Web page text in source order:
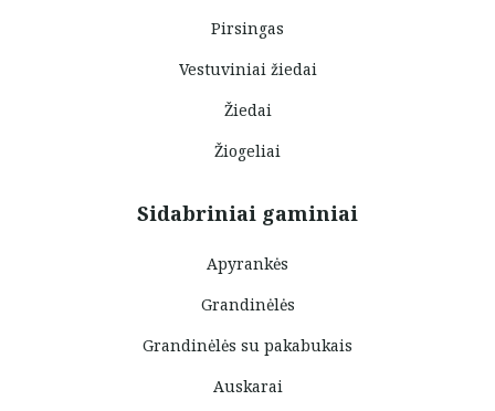
Pirsingas
Vestuviniai žiedai
Žiedai
Žiogeliai
Sidabriniai gaminiai
Apyrankės
Grandinėlės
Grandinėlės su pakabukais
Auskarai